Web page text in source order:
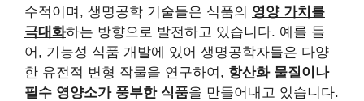
수적이며, 생명공학 기술들은 식품의 영양 가치를
극대화하는 방향으로 발전하고 있습니다. 예를 들
어, 기능성 식품 개발에 있어 생명공학자들은 다양
한 유전적 변형 작물을 연구하여, 항산화 물질이나
필수 영양소가 풍부한 식품을 만들어내고 있습니다.